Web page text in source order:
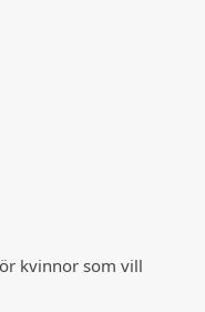
kvinnor som vill